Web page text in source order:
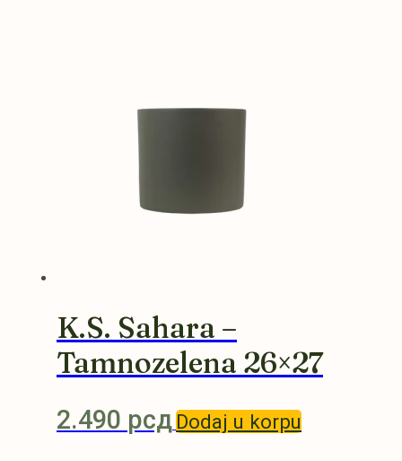
K.S. Sahara –
Tamnozelena 26×27
2.490 рсдDodaj u korpu